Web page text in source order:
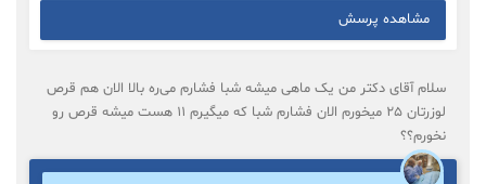
مشاهده پرسش
سلام آقای دکتر من یک ماهی میشه شبا فشارم می‌ره بالا الان هم قرص
لوزرتان ۲۵ میخورم الان فشارم شبا که میگیرم ۱۱ هست میشه قرص رو
نخورم؟؟